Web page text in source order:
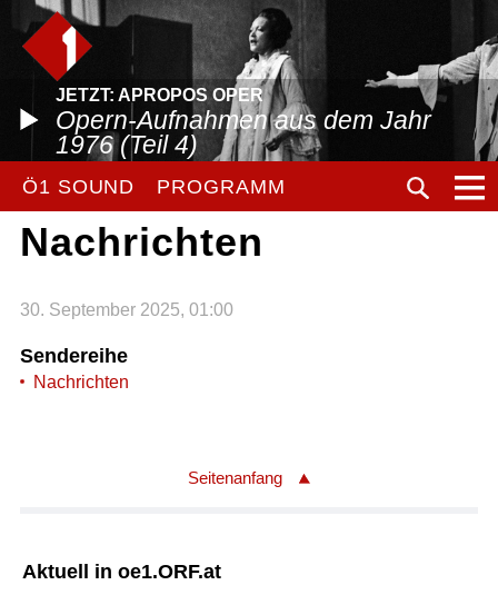
JETZT: APROPOS OPER
Opern-Aufnahmen aus dem Jahr
1976 (Teil 4)
Ö1 SOUND PROGRAMM
Nachrichten
30. September 2025, 01:00
Sendereihe
Nachrichten
Seitenanfang
Aktuell in oe1.ORF.at